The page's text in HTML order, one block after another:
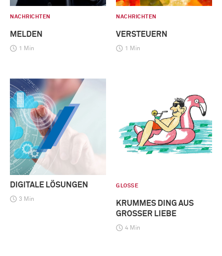
NACHRICHTEN
MELDEN
1 Min
NACHRICHTEN
VERSTEUERN
1 Min
DIGITALE LÖSUNGEN
3 Min
GLOSSE
KRUMMES DING AUS
GROSSER LIEBE
4 Min